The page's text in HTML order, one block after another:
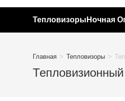
Тепловизоры Ночная
Главная > Тепловизоры >